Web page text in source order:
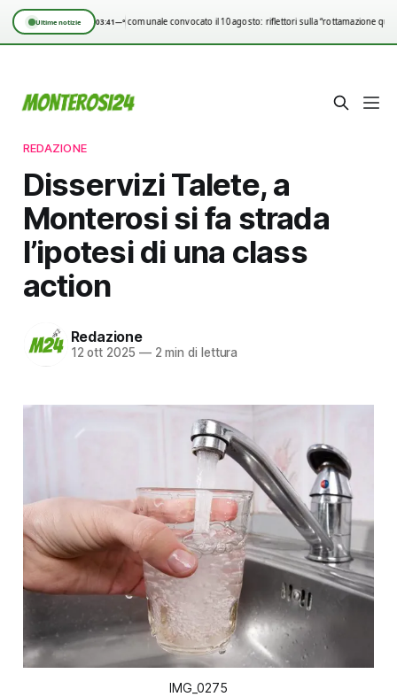
Ultime notizie 03:41—°
Consiglio comunale convocato il 10 agosto: riflettori sulla “rottamazione
REDAZIONE
Disservizi Talete, a
Monterosi si fa strada
l’ipotesi di una class
action
Redazione
12 ott 2025 —2 min di lettura
IMG_0275